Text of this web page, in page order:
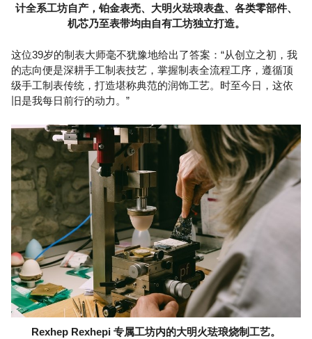
计全系工坊自产，铂金表壳、大明火珐琅表盘、各类零部件、
机芯乃至表带均由自有工坊独立打造。
这位39岁的制表大师毫不犹豫地给出了答案：“从创立之初，我
的志向便是深耕手工制表技艺，掌握制表全流程工序，遵循顶
级手工制表传统，打造堪称典范的润饰工艺。时至今日，这依
旧是我每日前行的动力。”
Rexhep Rexhepi 专属工坊内的大明火珐琅烧制工艺。